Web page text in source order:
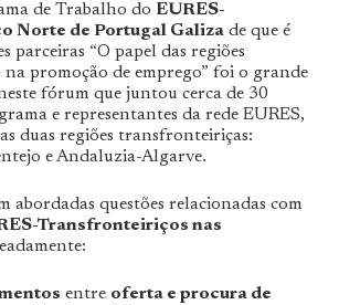
de Trabalho do EURES-
Norte de Portugal Galiza de que é
parceiras “O papel das regiões
promoção de emprego” foi o grande
fórum que juntou cerca de 30
e representantes da rede EURES,
duas regiões transfronteiriças:
e Andaluzia-Algarve.
abordadas questões relacionadas com
Transfronteiriços nas
entre oferta e procura de